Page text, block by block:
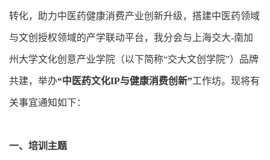
转化，助力中医药健康消费产业创新升级，搭建中医药领域
与文创授权领域的产学联动平台，我分会与上海交大-南加
州大学文化创意产业学院（以下简称“交大文创学院”）品牌
共建，举办“中医药文化IP与健康消费创新”工作坊。现将有
关事宜通知如下：
一、培训主题